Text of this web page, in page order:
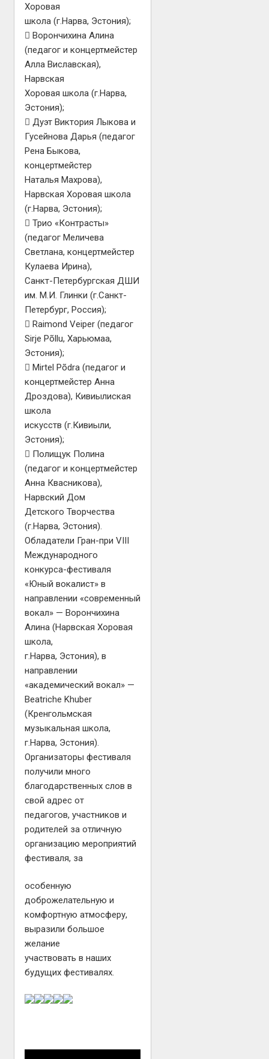
Хоровая
школа (г.Нарва, Эстония);
 Ворончихина Алина
(педагог и концертмейстер
Алла Виславская),
Нарвская
Хоровая школа (г.Нарва,
Эстония);
 Дуэт Виктория Лыкова и
Гусейнова Дарья (педагог
Рена Быкова,
концертмейстер
Наталья Махрова),
Нарвская Хоровая школа
(г.Нарва, Эстония);
 Трио «Контрасты»
(педагог Меличева
Светлана, концертмейстер
Кулаева Ирина),
Санкт-Петербургская ДШИ
им. М.И. Глинки (г.Санкт-
Петербург, Россия);
 Raimond Veiper (педагог
Sirje Põllu, Харьюмаа,
Эстония);
 Mirtel Põdra (педагог и
концертмейстер Анна
Дроздова), Кивиылиская
школа
искусств (г.Кивиыли,
Эстония);
 Полищук Полина
(педагог и концертмейстер
Анна Квасникова),
Нарвский Дом
Детского Творчества
(г.Нарва, Эстония).
Обладатели Гран-при VIII
Международного
конкурса-фестиваля
«Юный вокалист» в
направлении «современный
вокал» — Ворончихина
Алина (Нарвская Хоровая
школа,
г.Нарва, Эстония), в
направлении
«академический вокал» —
Beatriche Khuber
(Кренгольмская
музыкальная школа,
г.Нарва, Эстония).
Организаторы фестиваля
получили много
благодарственных слов в
свой адрес от
педагогов, участников и
родителей за отличную
организацию мероприятий
фестиваля, за
особенную
доброжелательную и
комфортную атмосферу,
выразили большое
желание
участвовать в наших
будущих фестивалях.